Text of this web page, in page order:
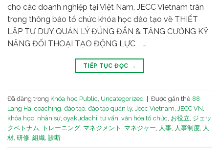
cho các doanh nghiệp tại Việt Nam, JECC Vietnam trân
trọng thông báo tổ chức khóa học đào tạo về THIẾT
LẬP TƯ DUY QUẢN LÝ ĐÚNG ĐẮN & TĂNG CƯỜNG KỸ
NĂNG ĐỐI THOẠI TẠO ĐỘNG LỰC …
TIẾP TỤC ĐỌC →
Đã đăng trong Khóa học Public Uncategorized Được gắn thẻ 88
Lang Ha coaching đào tạo đào tạo quản lý, Jecc Vietnam JECC VN
khóa học nhân sự oyakudachi tư vấn văn hóa tổ chức お役立 ジェッ
クベトナム
トレーニング マネジメント マネジャー 人事 人事制度 人
材 研修 組織 診断